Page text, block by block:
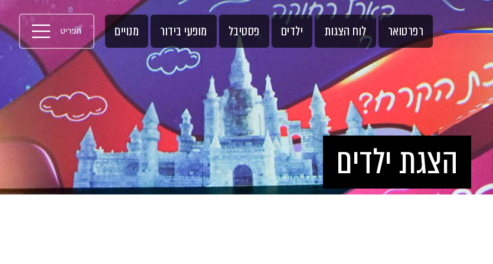
רפרטואר לוח הצגות ילדים פסטיבל מופעי בידור מנויים תפריט
הצגת ילדים